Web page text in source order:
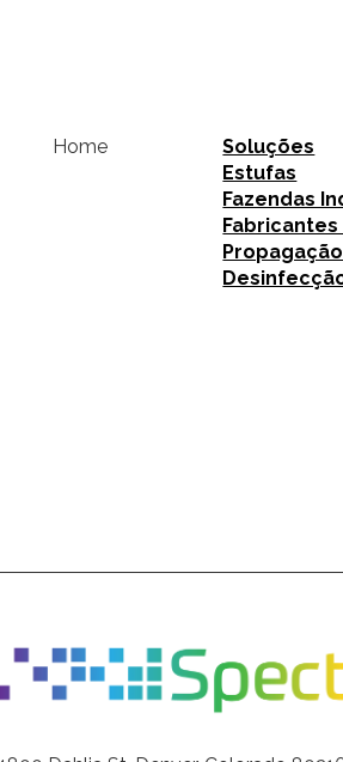
Home
Soluções
Estufas
Fazendas
Fabricantes